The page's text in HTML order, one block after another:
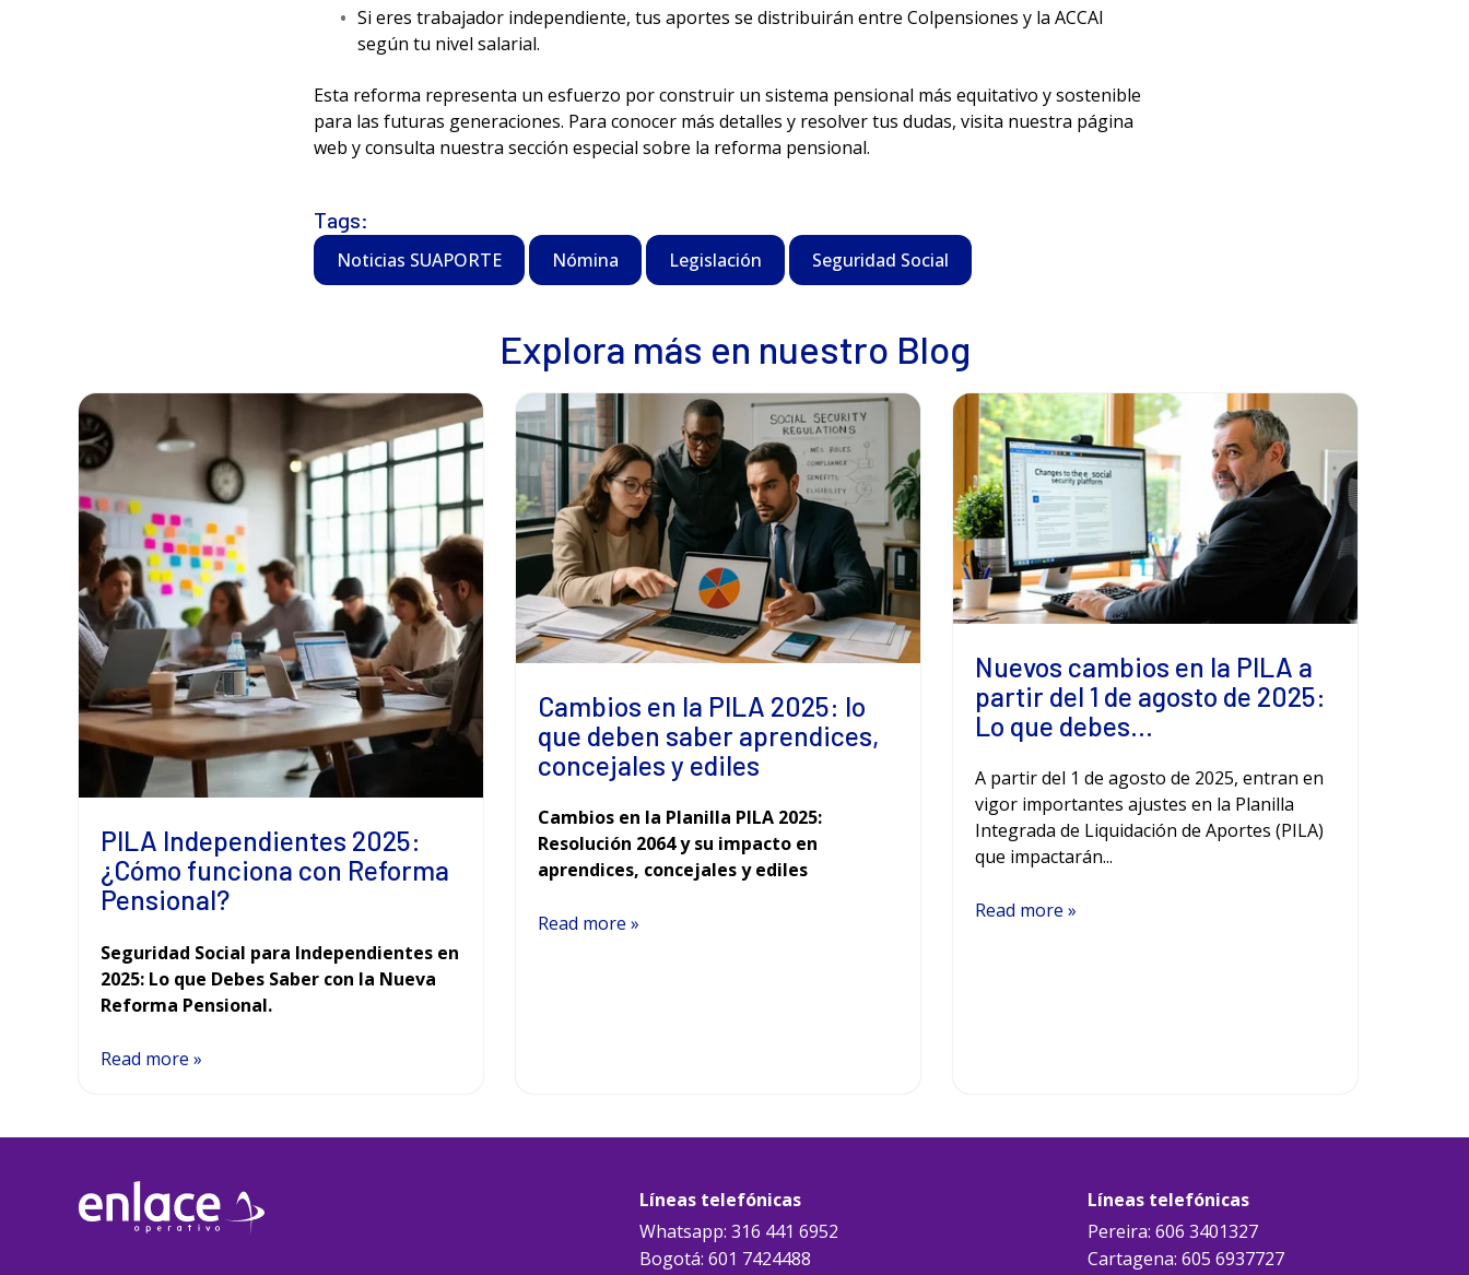
Si eres trabajador independiente, tus aportes se distribuirán entre Colpensiones y la ACCAI
según tu nivel salarial.
Esta reforma representa un esfuerzo por construir un sistema pensional más equitativo y sostenible
para las futuras generaciones. Para conocer más detalles y resolver tus dudas, visita nuestra página
web y consulta nuestra sección especial sobre la reforma pensional.
Tags:
Noticias SUAPORTE Nómina Legislación Seguridad Social
Explora más en nuestro Blog
PILA Independientes 2025:
¿Cómo funciona con Reforma
Pensional?
Seguridad Social para Independientes en
2025: Lo que Debes Saber con la Nueva
Reforma Pensional.
Read more »
Cambios en la PILA 2025: lo
que deben saber aprendices,
concejales y ediles
Cambios en la Planilla PILA 2025:
Resolución 2064 y su impacto en
aprendices, concejales y ediles
Read more »
Nuevos cambios en la PILA a
partir del 1 de agosto de 2025:
Lo que debes...
A partir del 1 de agosto de 2025, entran en
vigor importantes ajustes en la Planilla
Integrada de Liquidación de Aportes (PILA)
que impactarán...
Read more »
Líneas telefónicas
Whatsapp: 316 441 6952
Bogotá: 601 7424488
Líneas telefónicas
Pereira: 606 3401327
Cartagena: 605 6937727